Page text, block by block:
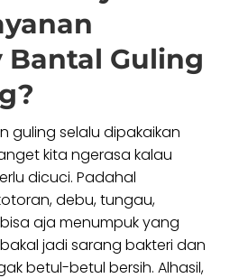
Bantal Guling
?
guling selalu dipakaikan
kita ngerasa kalau
dicuci. Padahal
debu, tungau,
aja menumpuk yang
jadi sarang bakteri dan
betul-betul bersih. Alhasil,